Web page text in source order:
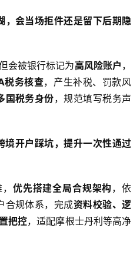
，会当场拒件还是留下后期隐
会被银行标记为高风险账户 ，
税务核查，产生补税、罚款风
国税务身份，规范填写税务声
境开户踩坑，提升一次性通过
优先搭建全局合规架构，依
合规体系，完成资料校验、逻
把控，适配摩根士丹利等高净